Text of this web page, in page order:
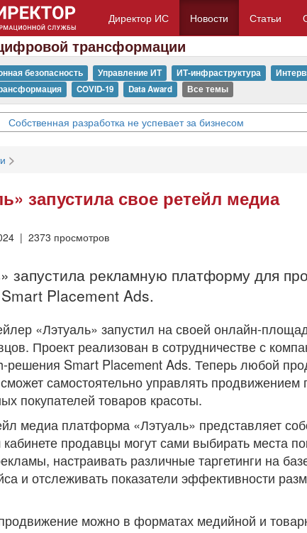
Директор ИС Новости Статьи
трансформации
безопасность Управление ИТ ИТ-инфраструктура
COVID-19 Data Award Все темы
Собственная разработка не успевает за бизнесом
>
запустила свое ретейл медиа
| 2373 просмотров
запустила рекламную платформу для
Placement Ads.
«Лэтуаль» запустил на своей онлайн-
Проект реализован в сотрудничестве с
решения Smart Placement Ads. Теперь любой
самостоятельно управлять
покупателей товаров красоты.
медиа платформа «Лэтуаль» представляет
продавцы могут сами выбирать места
настраивать различные таргетинги на
и отслеживать показатели эффективности
можно в форматах медийной и